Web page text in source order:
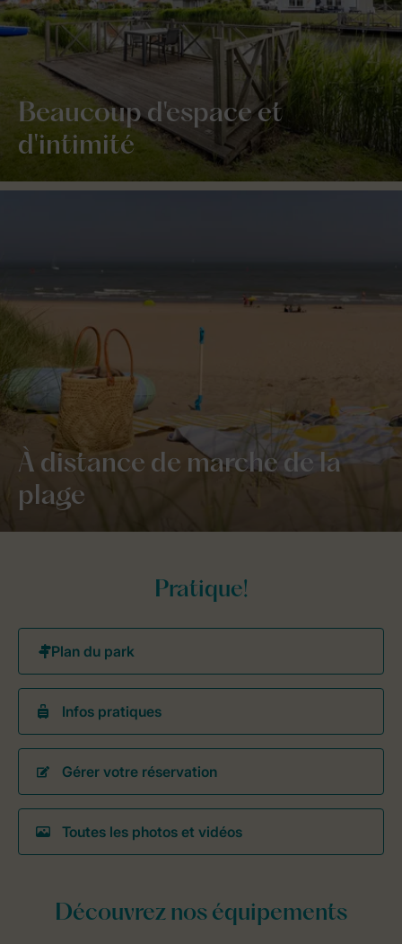
Beaucoup d'espace et
d'intimité
À distance de marche de la
plage
Pratique!
Infos pratiques
Gérer votre réservation
Toutes les photos et vidéos